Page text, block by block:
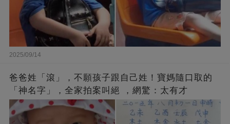
2025/09/14
爸爸姓「滾」，不願孩子跟自己姓！寶媽隨口取的
「神名字」，全家拍案叫絕 ，網驚：太有才